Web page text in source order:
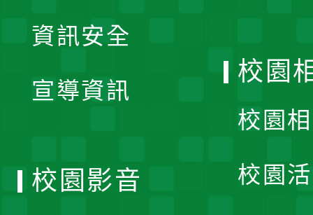
資訊安全
宣導資訊
校園
校園
校園
校園影音